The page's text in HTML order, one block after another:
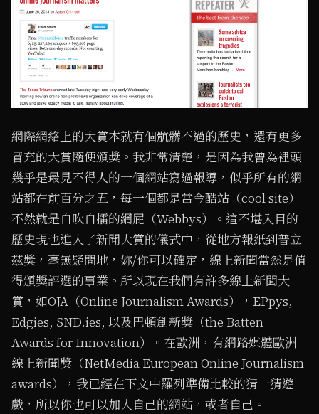
網際網絡上的大賞本就有個骯髒不過的歷史，還有更多
冒充的大賞隨便頒獎。我非常清楚，是因為我曾為裡頭
幾乎是最見不得人的一個網站寫過報導，似乎所有的網
站都在前百分之五，每一個都是當今酷站（cool site）
不然就是自吹自擂的網屁（Webbys）。這不堪入目的
歷史現也進入了新聞大賞的儀式中，從地方報紙到普立
茲獎，毫無疑問地，妳/你可以確定，線上新聞當然是值
得頒獎評選的事業。所以現在我們有許多線上新聞大
賞，如OJA（Online Journalism Awards），EPpys,
Edgies, SND.ies, 以及巴頓創新獎（the Batten
Awards for Innovation）。在歐洲，有網路媒體歐洲
線上新聞獎（NetMedia European Online Journalism
awards），我已經在下文中羅列準備比較的猜一猜遊
戲，所以你也可以加入自己的網站，或者自己。